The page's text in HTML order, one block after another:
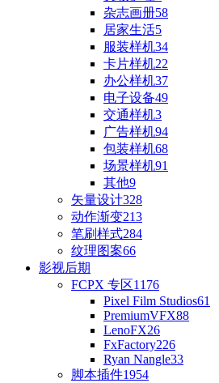
杂志画册58
居家生活5
服装样机34
卡片样机22
办公样机37
电子设备49
交通样机3
广告样机94
包装样机68
场景样机91
其他9
矢量设计328
动作渐变213
笔刷样式284
纹理图案66
影视后期
FCPX 专区1176
Pixel Film Studios61
PremiumVFX88
LenoFX26
FxFactory226
Ryan Nangle33
脚本插件1954